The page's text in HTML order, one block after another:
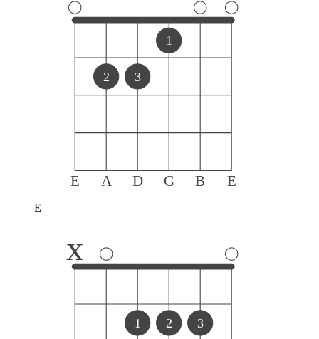
E A D G B E
2 3
1
E
x
1 2 3